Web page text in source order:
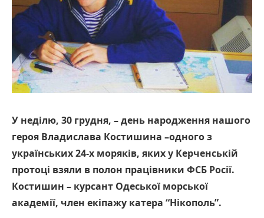
У неділю, 30 грудня, – день народження нашого
героя Владислава Костишина –одного з
українських 24-х моряків, яких у Керченській
протоці взяли в полон працівники ФСБ Росії.
Костишин – курсант Одеської морської
академії, член екіпажу катера “Нікополь”.